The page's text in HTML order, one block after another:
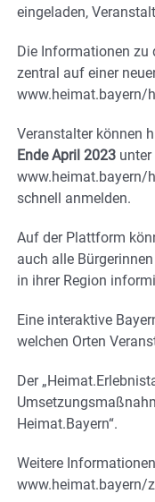
eingeladen,
Die Informationen zu
zentral auf einer
www.heimat.bayern/
Veranstalter können
Ende April 2023 unter
www.heimat.bayern/
schnell anmelden.
Auf der Plattform
auch alle
in ihrer Region
Eine interaktive
welchen Orten
Der
Heimat.Bayern“.
Weitere
www.heimat.bayern/